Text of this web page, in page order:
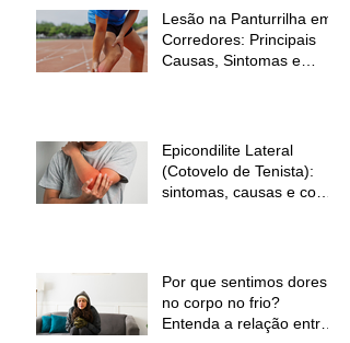
Lesão na Panturrilha em
Corredores: Principais
Causas, Sintomas e
Epicondilite Lateral
(Cotovelo de Tenista):
sintomas, causas e como
Por que sentimos dores
no corpo no frio?
Entenda a relação entre